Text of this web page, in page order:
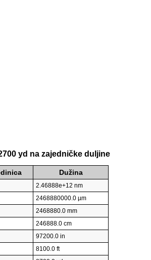
yd na zajedničke duljine
Dužina
2.46888e+12 nm
2468880000.0 µm
2468880.0 mm
246888.0 cm
97200.0 in
8100.0 ft